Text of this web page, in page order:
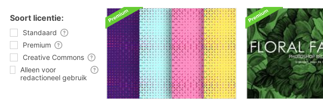
Soort licentie:
Standaard
Premium
Creative Commons
Alleen voor
redactioneel gebruik